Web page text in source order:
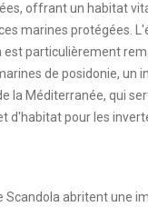
offrant un habitat
marines protégées.
est particulièrement
de posidonie, un
la Méditerranée, qui
d'habitat pour les
Scandola abritent une